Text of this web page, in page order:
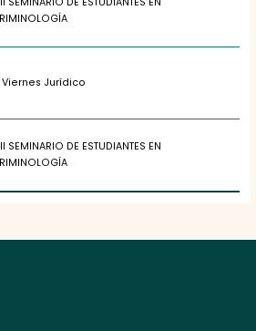
Viernes Jurídico
SEMINARIO DE ESTUDIANTES EN